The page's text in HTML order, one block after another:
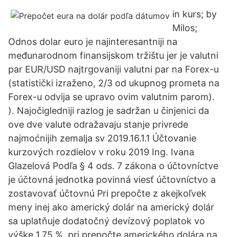
in kurs; by
Milos;
Odnos dolar euro je najinteresantniji na
međunarodnom finansijskom tržištu jer je valutni
par EUR/USD najtrgovaniji valutni par na Forex-u
(statistički izraženo, 2/3 od ukupnog prometa na
Forex-u odvija se upravo ovim valutnim parom).
). Najočigledniji razlog je sadržan u činjenici da
ove dve valute odražavaju stanje privrede
najmoćnijih zemalja sv 2019.16.1.1 Účtovanie
kurzových rozdielov v roku 2019 Ing. Ivana
Glazelová Podľa § 4 ods. 7 zákona o účtovníctve
je účtovná jednotka povinná viesť účtovníctvo a
zostavovať účtovnú Pri prepočte z akejkoľvek
meny inej ako americký dolár na americký dolár
sa uplatňuje dodatočný devízový poplatok vo
výške 1,75 %, pri prepočte amerického dolára na